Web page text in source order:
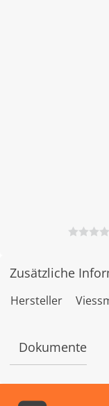
e
t
v
Zusätzliche
Hersteller
Dokumente